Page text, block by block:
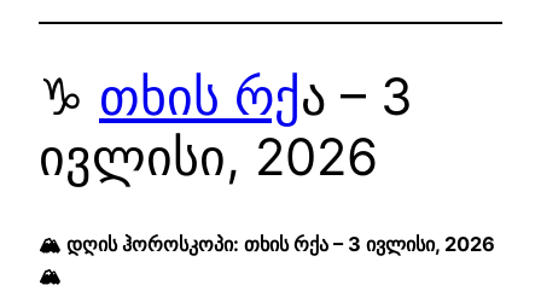
♑ თხის რქა – 3
ივლისი, 2026
🏔️ დღის ჰოროსკოპი: თხის რქა – 3 ივლისი, 2026
🏔️